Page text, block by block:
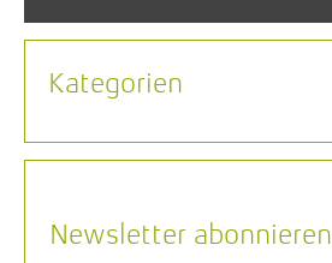
Kategorien
Newsletter abonnieren